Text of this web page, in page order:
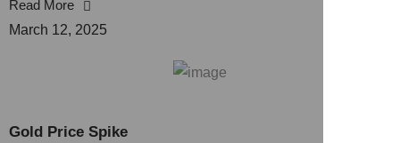
Read More
March 12, 2025
Gold Price Spike